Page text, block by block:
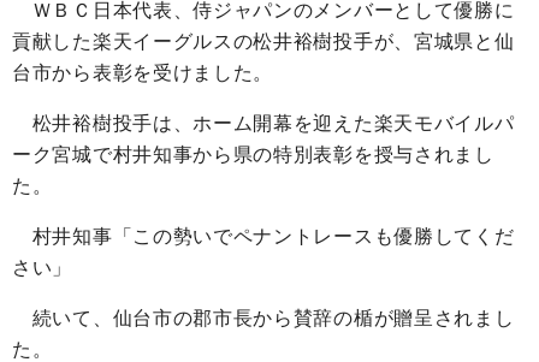
ＷＢＣ日本代表、侍ジャパンのメンバーとして優勝に
貢献した楽天イーグルスの松井裕樹投手が、宮城県と仙
台市から表彰を受けました。
松井裕樹投手は、ホーム開幕を迎えた楽天モバイルパ
ーク宮城で村井知事から県の特別表彰を授与されまし
た。
村井知事「この勢いでペナントレースも優勝してくだ
さい」
続いて、仙台市の郡市長から賛辞の楯が贈呈されまし
た。